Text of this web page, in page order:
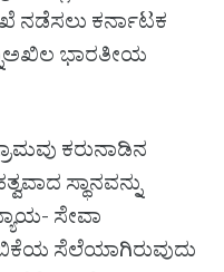
ನಡೆಸಲು ಕರ್ನಾಟಕ
ಭಾರತೀಯ
ಕರುನಾಡಿನ
ಸ್ಥಾನವನ್ನು
ಸೇವಾ
ಸೆಲೆಯಾಗಿರುವುದು